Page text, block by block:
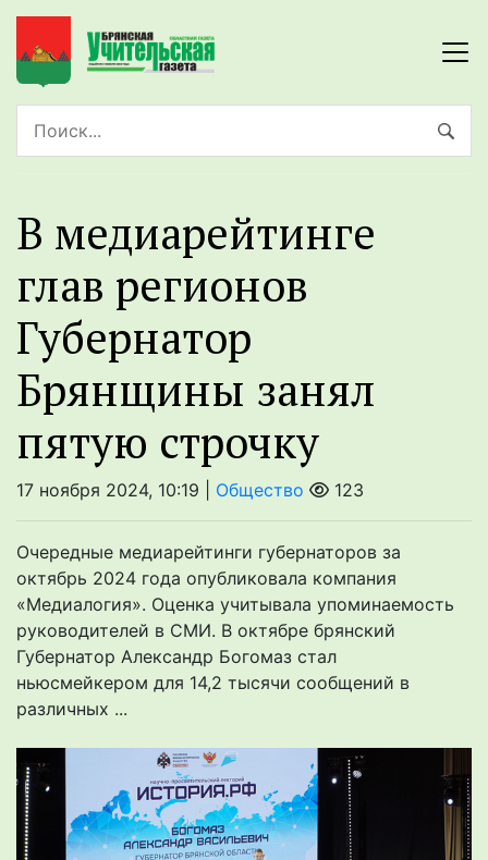
В медиарейтинге
глав регионов
Губернатор
Брянщины занял
пятую строчку
17 ноября 2024, 10:19 | Общество 123
Очередные медиарейтинги губернаторов за
октябрь 2024 года опубликовала компания
«Медиалогия». Оценка учитывала упоминаемость
руководителей в СМИ. В октябре брянский
Губернатор Александр Богомаз стал
ньюсмейкером для 14,2 тысячи сообщений в
различных ...